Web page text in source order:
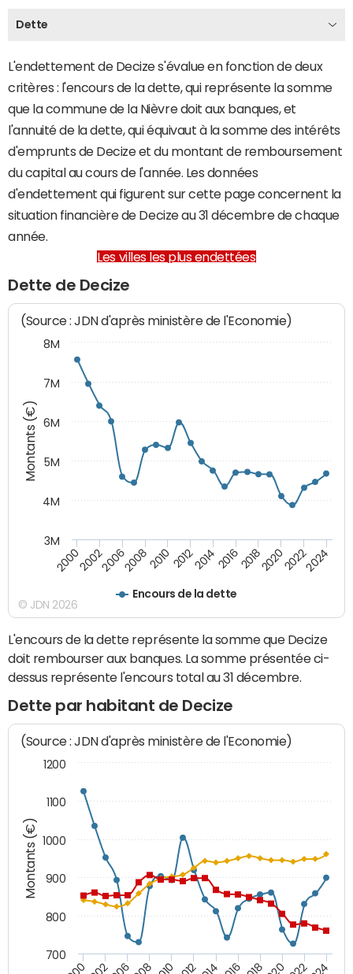
Dette
L'endettement de Decize s'évalue en fonction de deux
critères : l'encours de la dette, qui représente la somme
que la commune de la Nièvre doit aux banques, et
l'annuité de la dette, qui équivaut à la somme des intérêts
d'emprunts de Decize et du montant de remboursement
du capital au cours de l'année. Les données
d'endettement qui figurent sur cette page concernent la
situation financière de Decize au 31 décembre de chaque
année.
Les villes les plus endettées
Dette de Decize
Montants (€)
(Source : JDN d'après ministère de l'Economie)
Encours de la dette
20002002200620082010 2012201420162018202020222024
3M
4M
5M
6M
7M
8M
© JDN 2026
L'encours de la dette représente la somme que Decize
doit rembourser aux banques. La somme présentée ci-
dessus représente l'encours total au 31 décembre.
Dette par habitant de Decize
Montants (€)
(Source : JDN d'après ministère de l'Economie)
700
800
900
1000
1100
1200